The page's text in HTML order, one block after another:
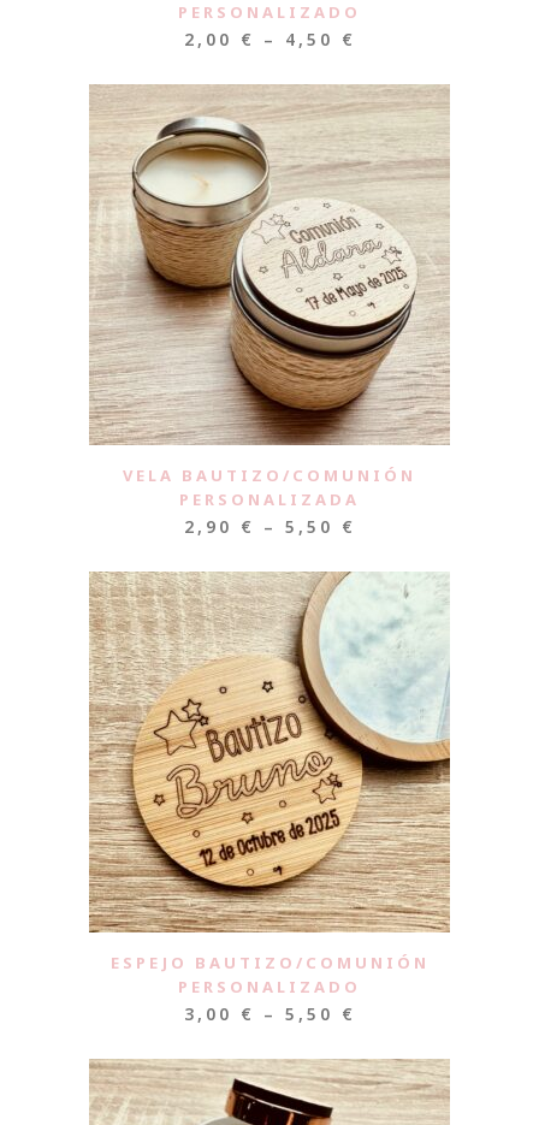
PERSONALIZADO
2,00 € – 4,50 €
VELA BAUTIZO/COMUNIÓN
PERSONALIZADA
2,90 € – 5,50 €
ESPEJO BAUTIZO/COMUNIÓN
PERSONALIZADO
3,00 € – 5,50 €